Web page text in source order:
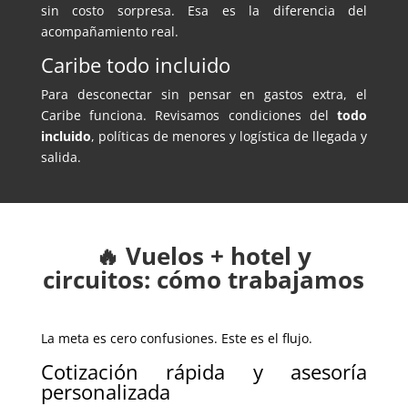
sin costo sorpresa. Esa es la diferencia del
acompañamiento real.
Caribe todo incluido
Para desconectar sin pensar en gastos extra, el
Caribe funciona. Revisamos condiciones deltodo
incluido, políticas de menores y logística de llegada y
salida.
🔥 Vuelos + hotel y
circuitos: cómo trabajamos
La meta es cero confusiones. Este es el flujo.
Cotización rápida y asesoría
personalizada